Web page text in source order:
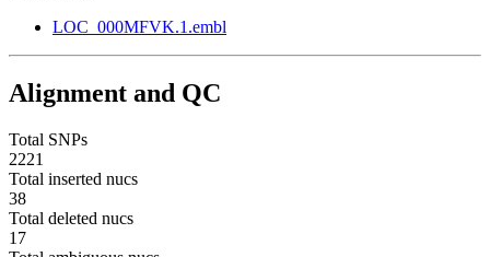
LOC_000MFVK.1.embl
Alignment and QC
Total SNPs
2221
Total inserted nucs
38
Total deleted nucs
17